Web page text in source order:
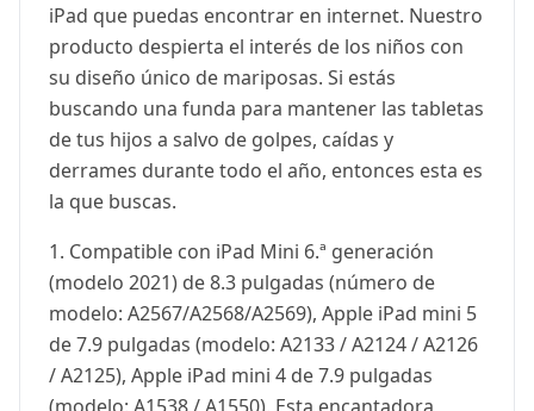
iPad que puedas encontrar en internet. Nuestro
producto despierta el interés de los niños con
su diseño único de mariposas. Si estás
buscando una funda para mantener las tabletas
de tus hijos a salvo de golpes, caídas y
derrames durante todo el año, entonces esta es
la que buscas.
1. Compatible con iPad Mini 6.ª generación
(modelo 2021) de 8.3 pulgadas (número de
modelo: A2567/A2568/A2569), Apple iPad mini 5
de 7.9 pulgadas (modelo: A2133 / A2124 / A2126
/ A2125), Apple iPad mini 4 de 7.9 pulgadas